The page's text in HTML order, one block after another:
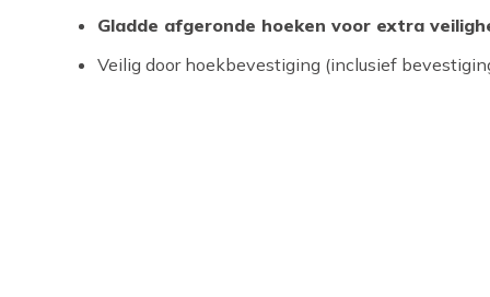
Gladde afgeronde hoeken voor extra
Veilig door hoekbevestiging (inclusief